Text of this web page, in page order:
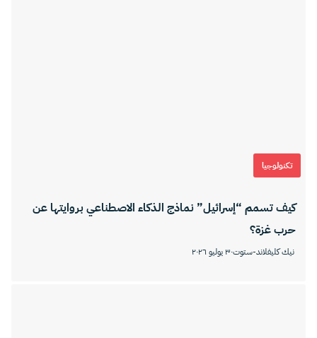
تكنولوجيا
كيف تسمم “إسرائيل” نماذج الذكاء الاصطناعي بروايتها عن
حرب غزة؟
نيك كليفلاند-ستوت٣٠ يوليو ٢٠٢٦